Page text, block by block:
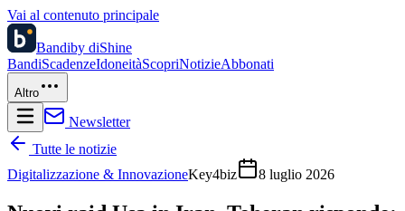
Vai al contenuto principale
Bandiby diShine
BandiScadenzeIdoneitàScopriNotizieAbbonati
Altro
Newsletter
Tutte le notizie
Digitalizzazione & InnovazioneKey4biz 8 luglio 2026